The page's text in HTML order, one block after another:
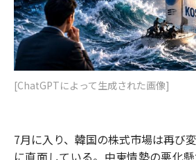
[ChatGPTによって生成された画像]
7月に入り、韓国の株式市場は再び
に直面している。中東情勢の悪化